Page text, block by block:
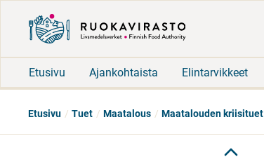
Etusivu Ajankohtaista Elintarvikkeet
Etusivu Tuet Maatalous Maatalouden kriisituet